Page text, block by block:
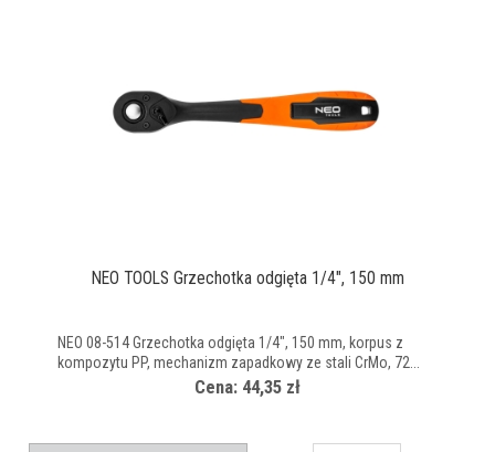
NEO TOOLS Grzechotka odgięta 1/4", 150 mm
NEO 08-514 Grzechotka odgięta 1/4", 150 mm, korpus z
kompozytu PP, mechanizm zapadkowy ze stali CrMo, 72...
Cena: 44,35 zł